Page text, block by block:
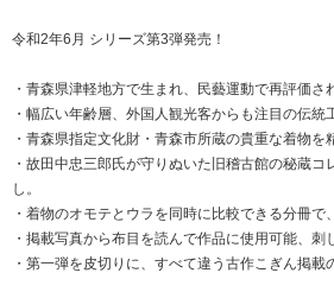
令和2年6月 シリーズ第3弾発売！
・青森県津軽地方で生まれ、民藝運動で再評価さ
・幅広い年齢層、外国人観光客からも注目の伝統
・青森県指定文化財・青森市所蔵の貴重な着物を
・故田中忠三郎氏が守りぬいた旧稽古館の秘蔵コ
し。
・着物のオモテとウラを同時に比較できる分冊で
・掲載写真から布目を読んで作品に使用可能、刺
・第一弾を皮切りに、すべて違う古作こぎん掲載